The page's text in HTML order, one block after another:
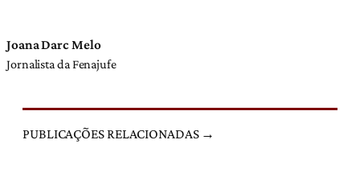
Joana Darc Melo
Jornalista da Fenajufe
PUBLICAÇÕES RELACIONADAS →